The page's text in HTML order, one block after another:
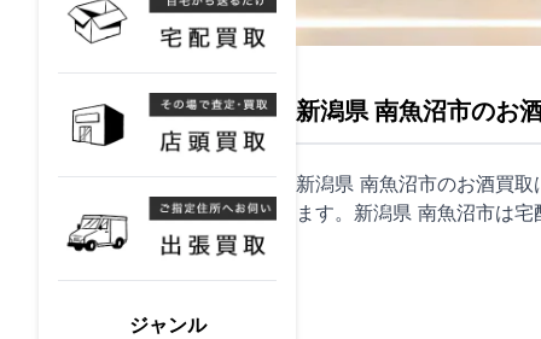
ジャンル
新潟県 南魚沼市のお
新潟県 南魚沼市のお酒買
ます。新潟県 南魚沼市は宅